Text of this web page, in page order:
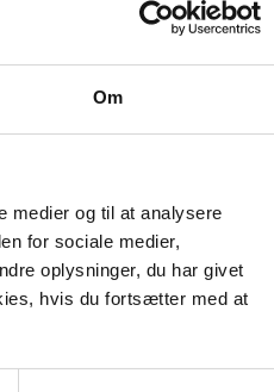
Om
medier og til at analysere
for sociale medier,
oplysninger, du har givet
hvis du fortsætter med at